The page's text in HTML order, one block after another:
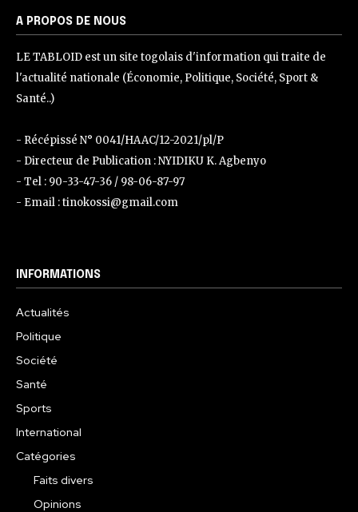
A PROPOS DE NOUS
LE TABLOID est un site togolais d'information qui traite de
l'actualité nationale (Économie, Politique, Société, Sport &
Santé..)
- Récépissé N° 0041/HAAC/12-2021/pl/P
- Directeur de Publication : NYIDIKU K. Agbenyo
- Tel : 90-33-47-36 / 98-06-87-97
- Email : tinokossi@gmail.com
INFORMATIONS
Actualités
Politique
Société
Santé
Sports
International
Catégories
Faits divers
Opinions